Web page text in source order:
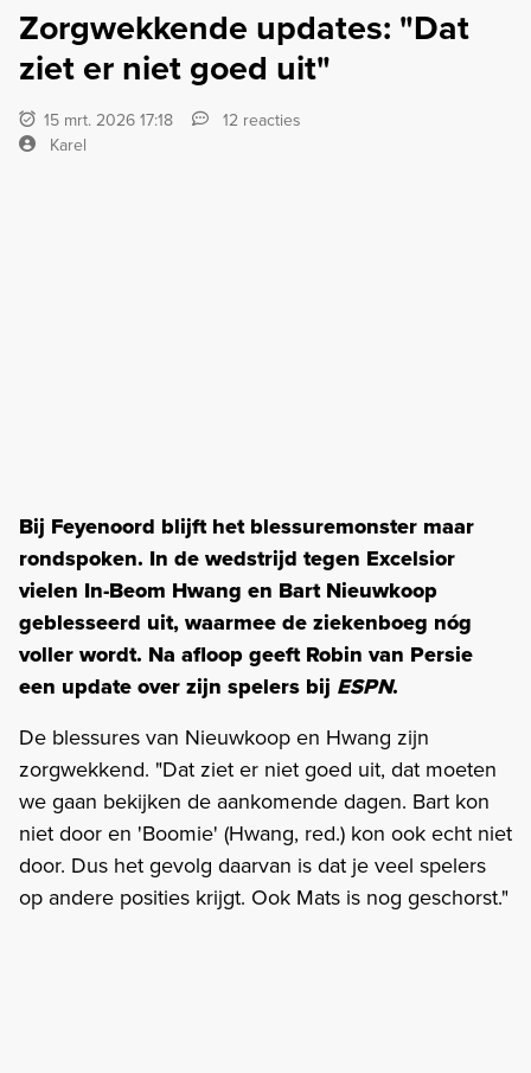
Zorgwekkende updates: "Dat
ziet er niet goed uit"
15 mrt. 2026 17:18
12 reacties
Karel
Bij Feyenoord blijft het blessuremonster maar
rondspoken. In de wedstrijd tegen Excelsior
vielen In-Beom Hwang en Bart Nieuwkoop
geblesseerd uit, waarmee de ziekenboeg nóg
voller wordt. Na afloop geeft Robin van Persie
een update over zijn spelers bij ESPN.
De blessures van Nieuwkoop en Hwang zijn
zorgwekkend. "Dat ziet er niet goed uit, dat moeten
we gaan bekijken de aankomende dagen. Bart kon
niet door en 'Boomie' (Hwang, red.) kon ook echt niet
door. Dus het gevolg daarvan is dat je veel spelers
op andere posities krijgt. Ook Mats is nog geschorst."